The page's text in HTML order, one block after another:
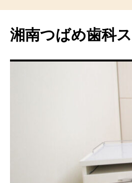
湘南つばめ歯科